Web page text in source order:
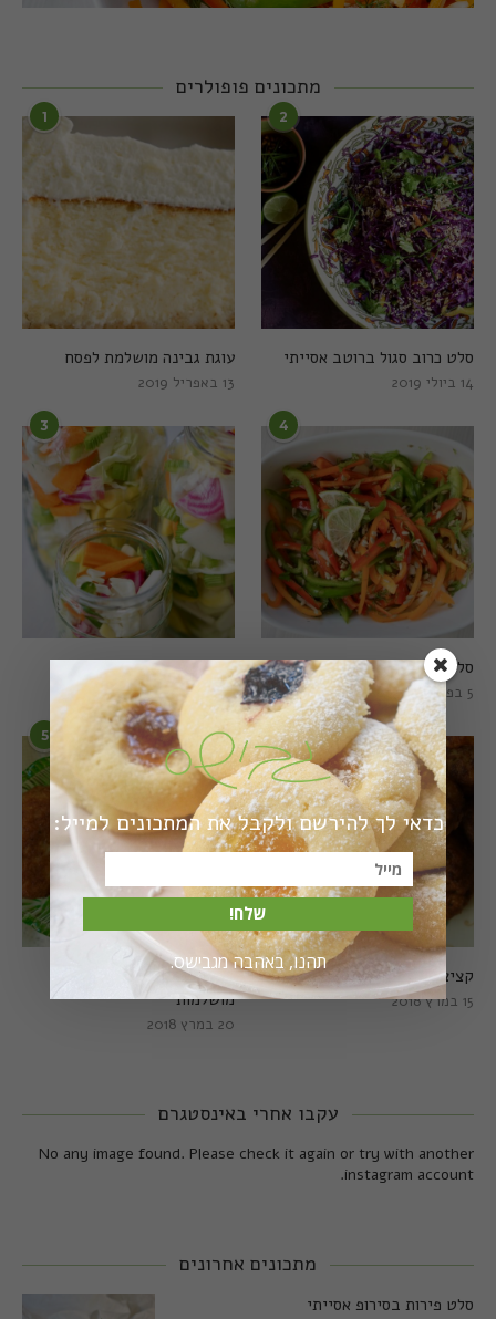
מתכונים פופולרים
1
עוגת גבינה מושלמת לפסח
13 באפריל 2019
2
סלט כרוב סגול ברוטב אסייתי
14 ביולי 2019
3
חמוצים מהירים
1 באוגוסט 2022
4
סלט פלפלים טרי וצבעוני
5 בפברואר 2021
5
קציצות כרישה טבעוניות
מושלמות
20 במרץ 2018
6
קציצות כרישה מושלמות
15 במרץ 2018
עקבו אחרי באינסטגרם
No any image found. Please check it again or try with another
instagram account.
מתכונים אחרונים
סלט פירות בסירופ אסייתי
כדאי לך להירשם ולקבל את המתכונים למייל:
שלח!
תהנו, באהבה מגבישס.